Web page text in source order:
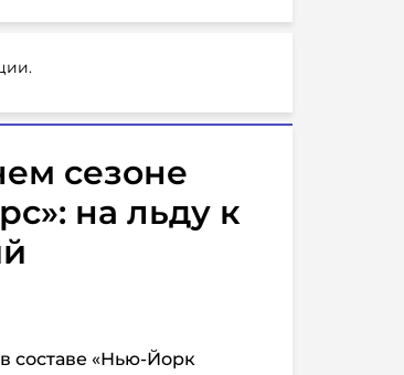
сезоне
на льду к
составе «Нью-Йорк